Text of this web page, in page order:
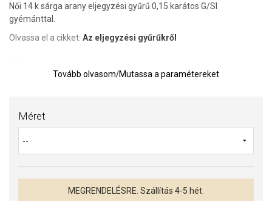
Női 14 k sárga arany eljegyzési gyűrű 0,15 karátos G/SI
gyémánttal.
Olvassa el a cikket: Az eljegyzési gyűrűkről
megfelel az igényes követelményeknek.
Tovább olvasom/Mutassa a paramétereket
Méret
MEGRENDELÉSRE. Szállítás 4-5 hét.